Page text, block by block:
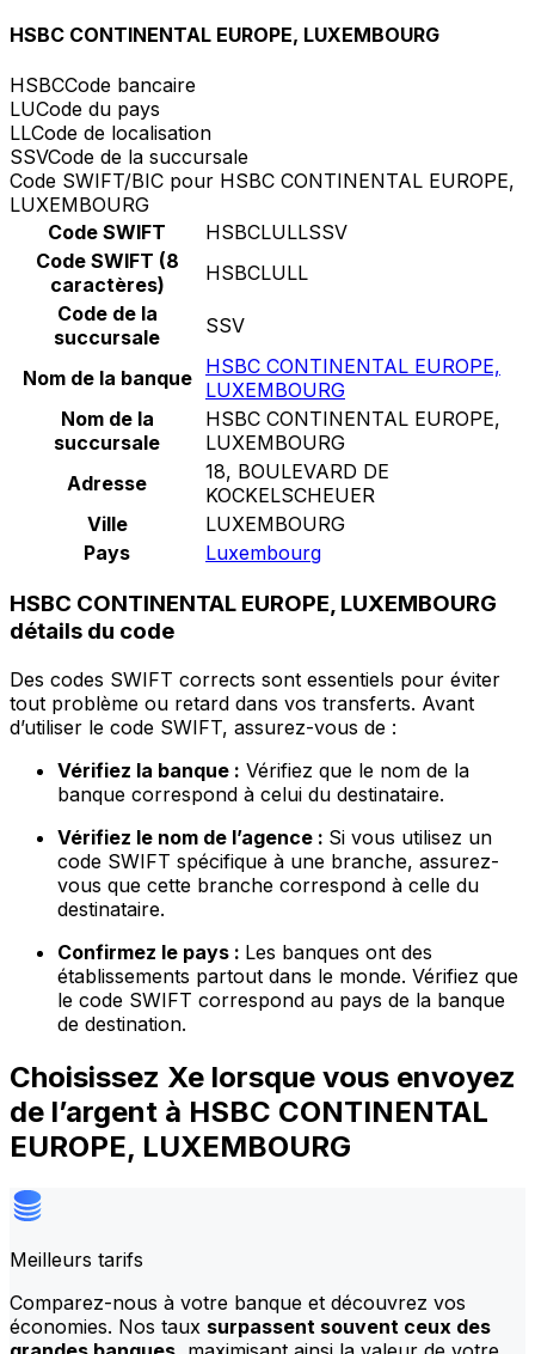
HSBC CONTINENTAL EUROPE, LUXEMBOURG
HSBCCode bancaire
LUCode du pays
LLCode de localisation
SSVCode de la succursale
Code SWIFT/BIC pour HSBC CONTINENTAL EUROPE,
LUXEMBOURG
Code SWIFT
HSBCLULLSSV
Code SWIFT (8
caractères)
HSBCLULL
Code de la
succursale
SSV
Nom de la banque
HSBC CONTINENTAL EUROPE,
LUXEMBOURG
Nom de la
succursale
HSBC CONTINENTAL EUROPE,
LUXEMBOURG
Adresse
18, BOULEVARD DE
KOCKELSCHEUER
Ville
LUXEMBOURG
Pays
Luxembourg
HSBC CONTINENTAL EUROPE, LUXEMBOURG
détails du code
Des codes SWIFT corrects sont essentiels pour éviter
tout problème ou retard dans vos transferts. Avant
d’utiliser le code SWIFT, assurez-vous de :
Vérifiez la banque : Vérifiez que le nom de la
banque correspond à celui du destinataire.
Vérifiez le nom de l’agence : Si vous utilisez un
code SWIFT spécifique à une branche, assurez-
vous que cette branche correspond à celle du
destinataire.
Confirmez le pays : Les banques ont des
établissements partout dans le monde. Vérifiez que
le code SWIFT correspond au pays de la banque
de destination.
Choisissez Xe lorsque vous envoyez
de l’argent à HSBC CONTINENTAL
EUROPE, LUXEMBOURG
Meilleurs tarifs
Comparez-nous à votre banque et découvrez vos
économies. Nos taux surpassent souvent ceux des